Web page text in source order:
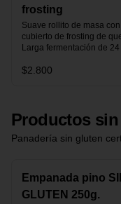
frosting
Suave rollito de masa
cubierto de frosting de
Larga fermentación de
$2.800
Productos
Panadería sin gluten
Empanada pino
GLUTEN 250g.